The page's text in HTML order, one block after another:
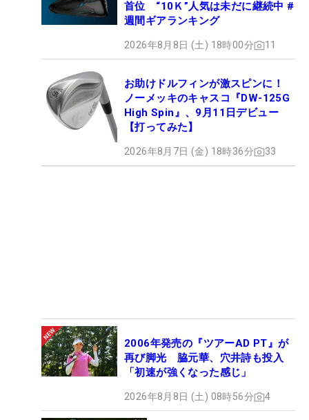
首位 “10Ｋ”人気は未だに継続中 #
週間ギアランキング
2026年8月8日 (土) 18時00分 11
お助けドルフィンが激スピンに！
ノーメッキのキャスコ『DW-125G
High Spin』、9月11日デビュー
【打ってみた】
2026年8月7日 (金) 18時36分 33
2006年発売の『ツアーAD PT』が
再び脚光 脇元華、穴井詩も投入
「初速が強くなった感じ」
2026年8月8日 (土) 08時56分 4